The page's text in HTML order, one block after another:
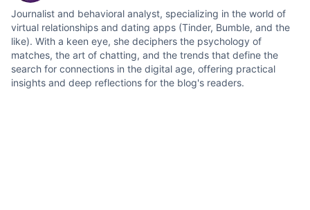
Journalist and behavioral analyst, specializing in the world of
virtual relationships and dating apps (Tinder, Bumble, and the
like). With a keen eye, she deciphers the psychology of
matches, the art of chatting, and the trends that define the
search for connections in the digital age, offering practical
insights and deep reflections for the blog's readers.